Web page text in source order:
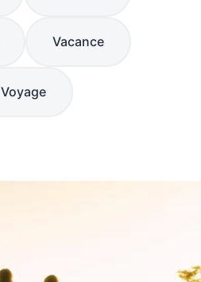
Vacance
Voyage